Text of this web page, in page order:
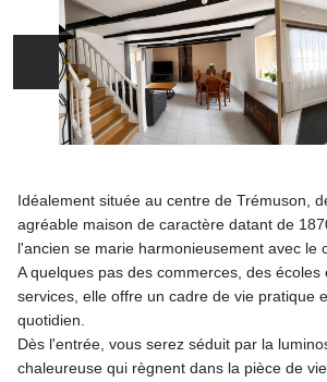
Idéalement située au centre de Trémuson,
agréable maison de caractère datant de
l'ancien se marie harmonieusement avec le
A quelques pas des commerces, des
services, elle offre un cadre de vie pratique
quotidien.
Dès l'entrée, vous serez séduit par la
chaleureuse qui règnent dans la pièce de